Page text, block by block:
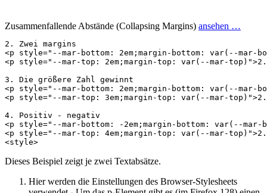
Zusammenfallende Abstände (Collapsing Margins) ansehen …
<p style="--mar-bottom: 2em;margin-bottom: var(--mar-
<p style="--mar-top: 2em;margin-top: var(--mar-top)">
<p style="--mar-bottom: 2em;margin-bottom: var(--mar-
<p style="--mar-top: 3em;margin-top: var(--mar-top)">
<p style="--mar-bottom: -2em;margin-bottom: var(--mar-
<p style="--mar-top: 4em;margin-top: var(--mar-top)">
<style>
Dieses Beispiel zeigt je zwei Textabsätze.
Hier werden die Einstellungen des Browser-Stylesheets